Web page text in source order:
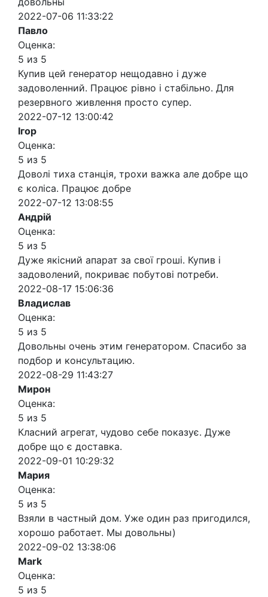
2022-07-06 11:33:22
Павло
Оценка:
5 из 5
Купив цей генератор нещодавно і дуже
задоволенний. Працює рівно і стабільно. Для
резервного живлення просто супер.
2022-07-12 13:00:42
Ігор
Оценка:
5 из 5
Доволі тиха станція, трохи важка але добре що
є коліса. Працює добре
2022-07-12 13:08:55
Андрій
Оценка:
5 из 5
Дуже якісний апарат за свої гроші. Купив і
задоволений, покриває побутові потреби.
2022-08-17 15:06:36
Владислав
Оценка:
5 из 5
Довольны очень этим генератором. Спасибо за
подбор и консультацию.
2022-08-29 11:43:27
Мирон
Оценка:
5 из 5
Класний агрегат, чудово себе показує. Дуже
добре що є доставка.
2022-09-01 10:29:32
Мария
Оценка:
5 из 5
Взяли в частный дом. Уже один раз пригодился,
хорошо работает. Мы довольны)
2022-09-02 13:38:06
Mark
Оценка:
5 из 5